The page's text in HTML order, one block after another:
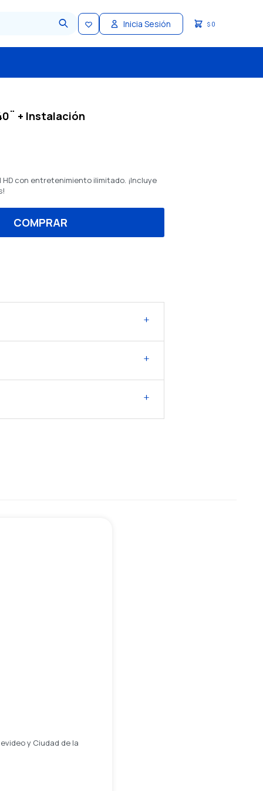
$ 0
+ Instalación
HD con entretenimiento ilimitado. ¡Incluye
COMPRAR
y Ciudad de la